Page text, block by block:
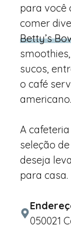
para você
comer
Betty’s
sucos,
o café
americano.
A
seleção
deseja
para casa.
050021